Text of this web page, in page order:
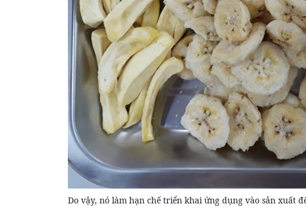
Do vậy, nó làm hạn chế triển khai ứng dụng vào sản xuất